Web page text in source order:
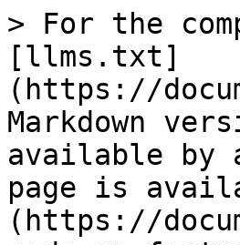
> For the
[llms.txt]
(https://
Markdown
available by
page is
(https://